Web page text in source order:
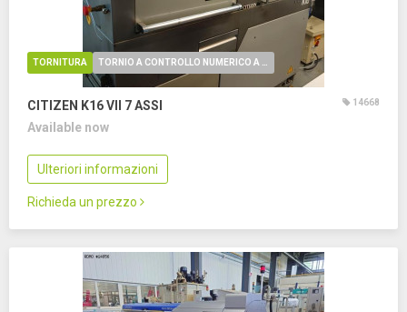
TORNITURA
CITIZEN K16 VII 7 ASSI 14668
Available now
Ulteriori informazioni
Richieda un prezzo